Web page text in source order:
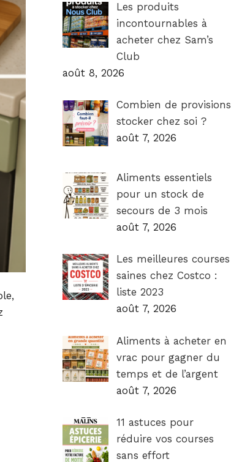
Les produits
incontournables à
acheter chez Sam’s
Club
août 8, 2026
Combien de provisions
stocker chez soi ?
août 7, 2026
Aliments essentiels
pour un stock de
secours de 3 mois
août 7, 2026
Les meilleures courses
saines chez Costco :
liste 2023
août 7, 2026
Aliments à acheter en
vrac pour gagner du
temps et de l’argent
août 7, 2026
11 astuces pour
réduire vos courses
sans effort